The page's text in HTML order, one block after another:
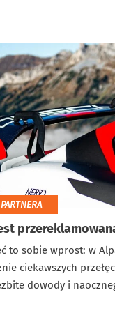
to sobie wprost: w
ciekawszych
dowody i